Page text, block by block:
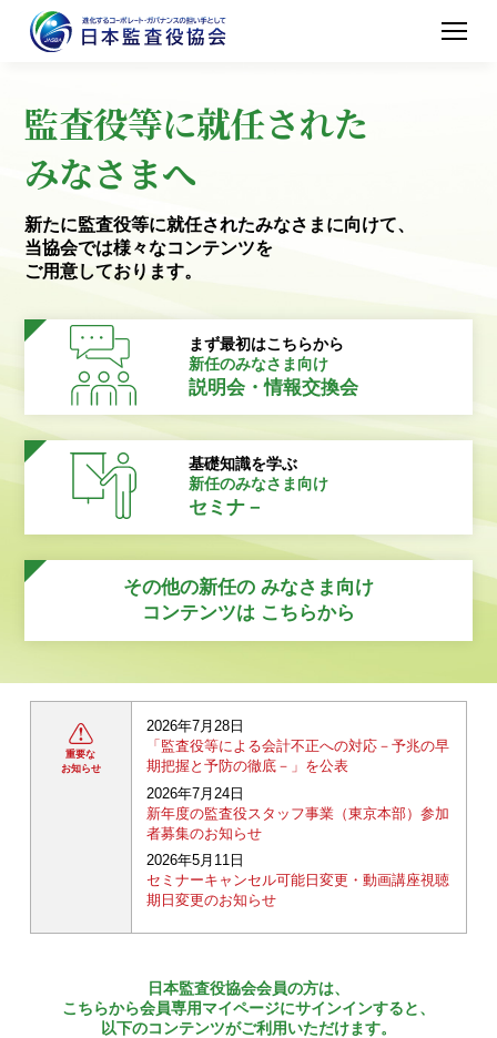
監査役等に就任された
みなさまへ
新たに監査役等に就任されたみなさまに向けて、
当協会では様々なコンテンツを
ご用意しております。
まず最初はこちらから
新任のみなさま向け
説明会・情報交換会
基礎知識を学ぶ
新任のみなさま向け
セミナ－
その他の新任の みなさま向け
コンテンツは こちらから
重要な
お知らせ
2026年7月28日
「監査役等による会計不正への対応－予兆の早
期把握と予防の徹底－」を公表
2026年7月24日
新年度の監査役スタッフ事業（東京本部）参加
者募集のお知らせ
2026年5月11日
セミナーキャンセル可能日変更・動画講座視聴
期日変更のお知らせ
日本監査役協会会員の方は、
こちらから会員専用マイページにサインインすると、
以下のコンテンツがご利用いただけます。